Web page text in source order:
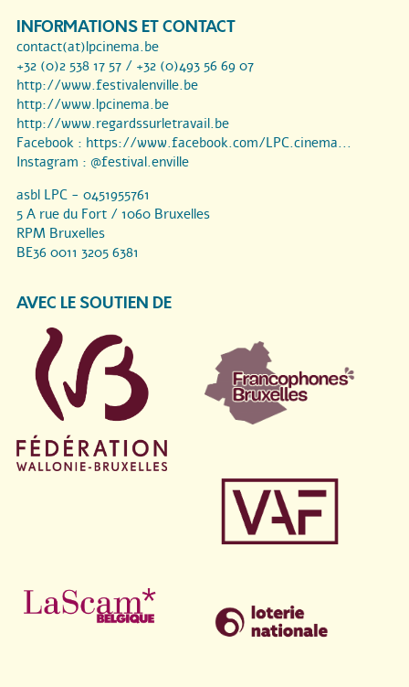
INFORMATIONS ET CONTACT
contact(at)lpcinema.be
+32 (0)2 538 17 57 / +32 (0)493 56 69 07
http://www.festivalenville.be
http://www.lpcinema.be
http://www.regardssurletravail.be
Facebook : https://www.facebook.com/LPC.cinema...
Instagram : @festival.enville
asbl LPC - 0451955761
5 A rue du Fort / 1060 Bruxelles
RPM Bruxelles
BE36 0011 3205 6381
AVEC LE SOUTIEN DE